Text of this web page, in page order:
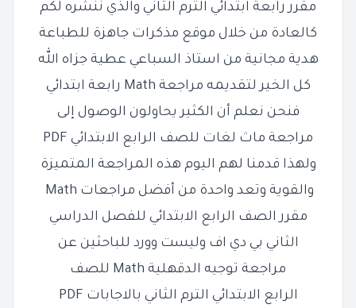
مقرر رابعة ابتدائي الترم الثاني والذي ننشره لكم
كالعادة من خلال موقع مذكرات جاهزة للطباعة
هدية مجانية من استاذ السباعي عطية جزاه الله
كل الخير لتقديمه مراجعة Math رابعة ابتدائي
فنحن نعلم أن الكثير يحاولون الوصول إلى
مراجعة ماث لغات للصف الرابع الابتدائي PDF
ولهذا قدمنا لهم اليوم هذه المراجعة المتميزة
والقوية وتعد واحدة من أفضل مراجعات Math
مقرر الصف الرابع الابتدائي للفصل الدراسي
الثاني بي دي اف وليست وورد للباحثين عن
مراجعة توجيه الدقهلية Math للصف
الرابع الابتدائي الترم الثاني بالاجابات PDF